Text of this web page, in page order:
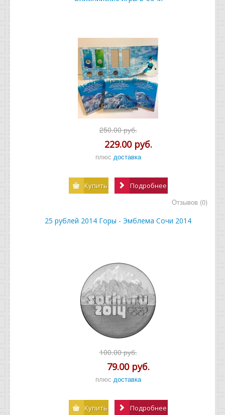
250.00 руб.
229.00 руб.
плюс доставка
Купить Подробнее
Отзывов (0)
25 рублей 2014 Горы - Эмблема Сочи 2014
100.00 руб.
79.00 руб.
плюс доставка
Купить Подробнее